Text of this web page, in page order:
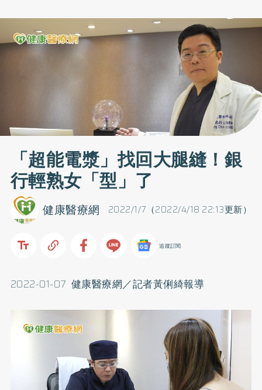
「超能電漿」找回大腿縫！銀
行輕熟女「型」了
2022/1/7（2022/4/18 22:13更新）
健康醫療網
追蹤訂閱
2022-01-07 健康醫療網／記者黃俐綺報導